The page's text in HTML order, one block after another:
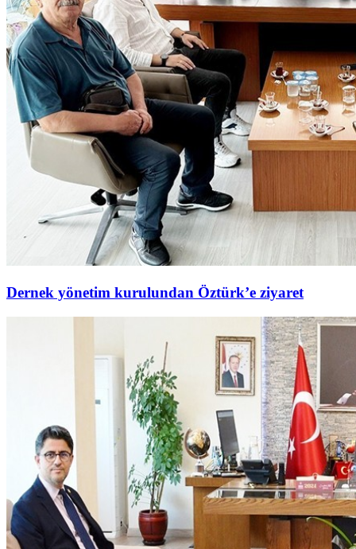
Dernek yönetim kurulundan Öztürk’e ziyaret